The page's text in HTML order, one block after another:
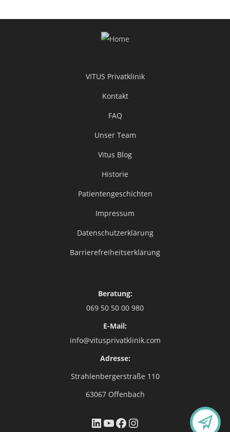
VITUS Privatklinik
Kontakt
FAQ
Unser Team
Vitus Blog
Historie
Patientengeschichten
Impressum
Datenschutzerklärung
Barrierefreiheitserklärung
Beratung:
069 50 50 00 980
E-Mail:
info@vitusprivatklinik.com
Adresse:
Strahlenbergerstraße 110
63067 Offenbach
LinkedIn
YouTube
Facebook
Instagram